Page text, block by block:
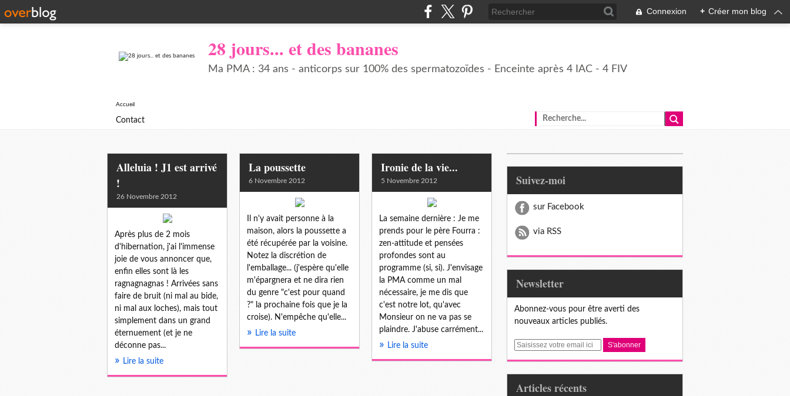
Connexion + Créer mon blog
28 jours... et des bananes
Ma PMA : 34 ans - anticorps sur 100% des spermatozoïdes - Enceinte après 4 IAC - 4 FIV
Accueil
Contact
Alleluia ! J1 est arrivé
!
26 Novembre 2012
Après plus de 2 mois
d'hibernation, j'ai l'immense
joie de vous annoncer que,
enfin elles sont là les
ragnagnagnas ! Arrivées sans
faire de bruit (ni mal au bide,
ni mal aux loches), mais tout
simplement dans un grand
éternuement (et je ne
déconne pas...
Lire la suite
La poussette
6 Novembre 2012
Il n'y avait personne à la
maison, alors la poussette a
été récupérée par la voisine.
Notez la discrétion de
l'emballage... (j'espère qu'elle
m'épargnera et ne dira rien
du genre "c'est pour quand
?" la prochaine fois que je la
croise). N'empêche qu'elle...
Lire la suite
Ironie de la vie...
5 Novembre 2012
La semaine dernière : Je me
prends pour le père Fourra :
zen-attitude et pensées
profondes sont au
programme (si, si). J'envisage
la PMA comme un mal
nécessaire, je me dis que
c'est notre lot, qu'avec
Monsieur on ne va pas se
plaindre. J'abuse carrément...
Lire la suite
Suivez-moi
sur Facebook
via RSS
Newsletter
Abonnez-vous pour être averti des
nouveaux articles publiés.
E
articles récents